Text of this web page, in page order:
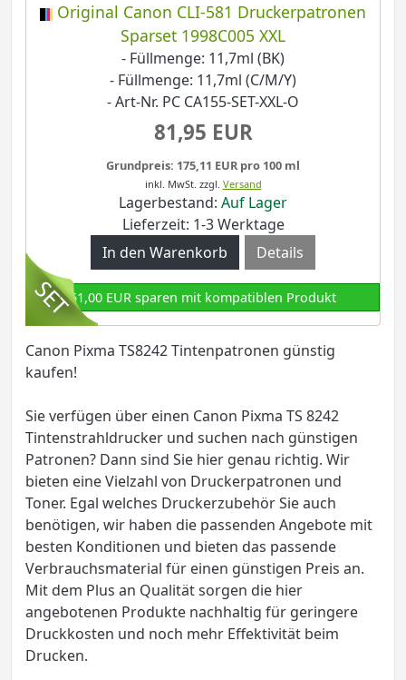
Original Canon CLI-581 Druckerpatronen
Sparset 1998C005 XXL
- Füllmenge: 11,7ml (BK)
- Füllmenge: 11,7ml (C/M/Y)
- Art-Nr. PC CA155-SET-XXL-O
81,95 EUR
Grundpreis: 175,11 EUR pro 100 ml
inkl. MwSt. zzgl. Versand
Lagerbestand: Auf Lager
Lieferzeit: 1-3 Werktage
Details
51,00 EUR sparen mit kompatiblen Produkt
Canon Pixma TS8242 Tintenpatronen günstig
kaufen!
Sie verfügen über einen Canon Pixma TS 8242
Tintenstrahldrucker und suchen nach günstigen
Patronen? Dann sind Sie hier genau richtig. Wir
bieten eine Vielzahl von Druckerpatronen und
Toner. Egal welches Druckerzubehör Sie auch
benötigen, wir haben die passenden Angebote mit
besten Konditionen und bieten das passende
Verbrauchsmaterial für einen günstigen Preis an.
Mit dem Plus an Qualität sorgen die hier
angebotenen Produkte nachhaltig für geringere
Druckkosten und noch mehr Effektivität beim
Drucken.